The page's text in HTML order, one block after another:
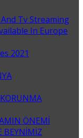
Tv Streaming
In Europe
2021
ÖNEMİ
BEYNİMİZ